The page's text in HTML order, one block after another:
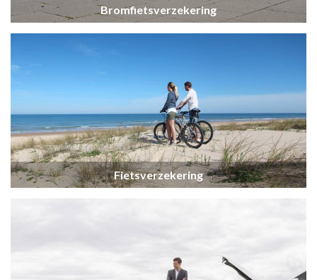
Bromfietsverzekering
Fietsverzekering